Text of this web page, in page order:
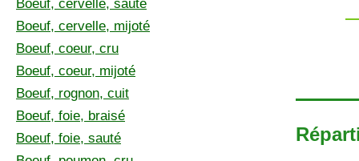
Boeuf, cervelle, sauté
Boeuf, cervelle, mijoté
Boeuf, coeur, cru
Boeuf, coeur, mijoté
Boeuf, rognon, cuit
Boeuf, foie, braisé
Boeuf, foie, sauté